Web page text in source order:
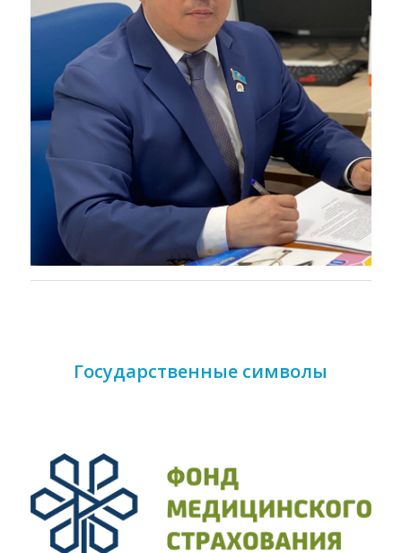
Государственные символы